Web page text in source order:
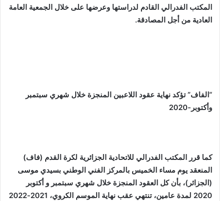
المكتب الفدرالي القادم لدراستها وعرضها على خلال الجمعية العامة
العادية من أجل المصادقة.
“الفاف”تؤكد نهاية عقود اللاعبين المنجزة خلال شهري سبتمبر
وأكتوبر-2020
كما قرر المكتب الفدرالي للاتحادية الجزائرية لكرة القدم (فاف)
المنعقد يوم مساء الخميس بالمركز الفني الوطني بسيدي موسى
(الجزائر)، بأن كل العقود المنجزة خلال شهري سبتمبر و أكتوبر
2020 لمدة عامين، تنتهي عقب نهاية الموسم الكروي، 2021-2022